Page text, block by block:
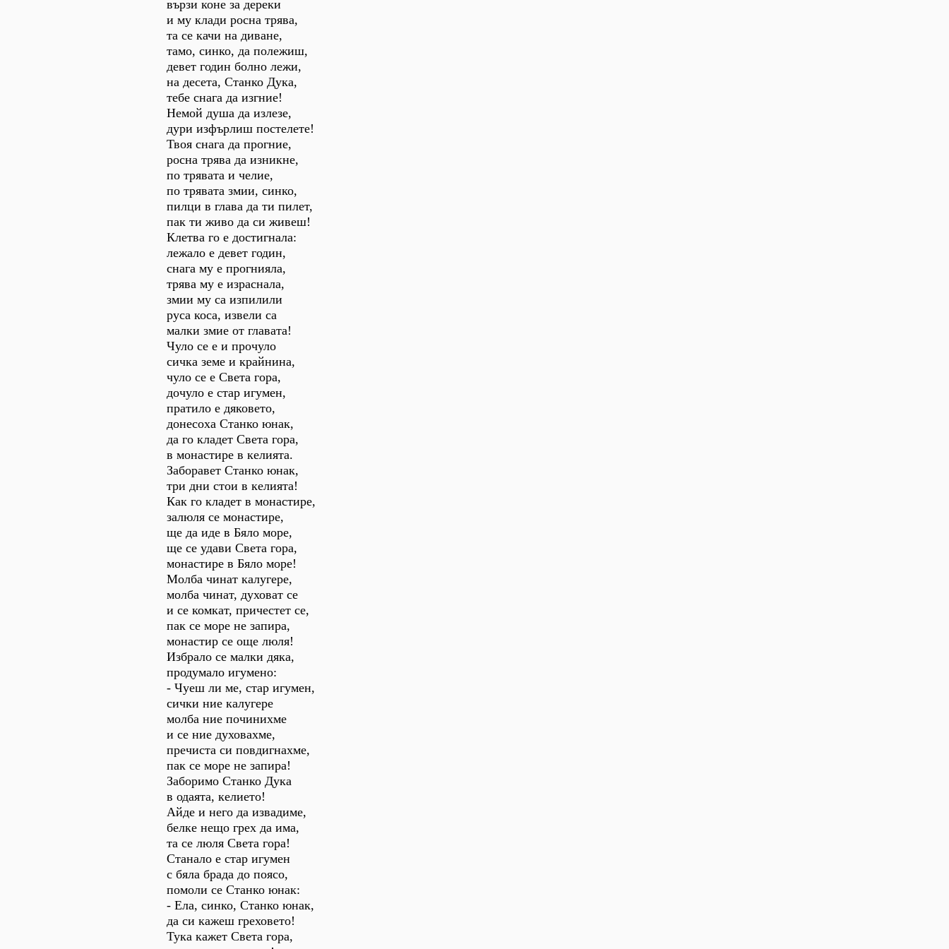
вързи коне за дереки
и му клади росна трява,
та се качи на диване,
тамо, синко, да полежиш,
девет годин болно лежи,
на десета, Станко Дука,
тебе снага да изгние!
Немой душа да излезе,
дури изфърлиш постелете!
Твоя снага да прогние,
росна трява да изникне,
по трявата и челие,
по трявата змии, синко,
пилци в глава да ти пилет,
пак ти живо да си живеш!
Клетва го е достигнала:
лежало е девет годин,
снага му е прогнияла,
трява му е израснала,
змии му са изпилили
руса коса, извели са
малки змие от главата!
Чуло се е и прочуло
сичка земе и крайнина,
чуло се е Света гора,
дочуло е стар игумен,
пратило е дяковето,
донесоха Станко юнак,
да го кладет Света гора,
в монастире в келията.
Заборавет Станко юнак,
три дни стои в келията!
Как го кладет в монастире,
залюля се монастире,
ще да иде в Бяло море,
ще се удави Света гора,
монастире в Бяло море!
Молба чинат калугере,
молба чинат, духоват се
и се комкат, причестет се,
пак се море не запира,
монастир се още люля!
Избрало се малки дяка,
продумало игумено:
- Чуеш ли ме, стар игумен,
сички ние калугере
молба ние починихме
и се ние духовахме,
пречиста си повдигнахме,
пак се море не запира!
Заборимо Станко Дука
в одаята, келието!
Айде и него да извадиме,
белке нещо грех да има,
та се люля Света гора!
Станало е стар игумен
с бяла брада до поясо,
помоли се Станко юнак:
- Ела, синко, Станко юнак,
да си кажеш греховето!
Тука кажет Света гора,